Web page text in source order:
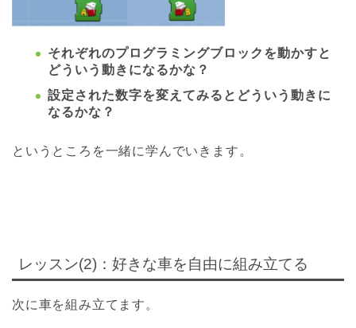
それぞれのプログラミングブロックを動かすと
どういう動きになるかな？
設定された数字を変えてみるとどういう動きに
なるかな？
というところを一緒に学んでいきます。
レッスン(2)：好きな車を自由に組み立てる
次に車を組み立てます。